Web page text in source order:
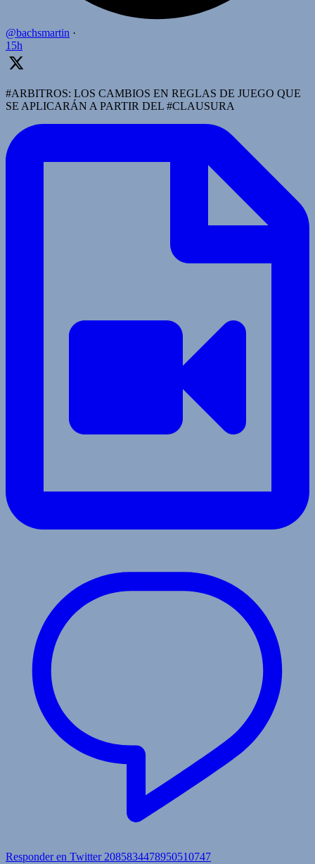
@bachsmartin ·
15h
#ARBITROS: LOS CAMBIOS EN REGLAS DE JUEGO QUE
SE APLICARÁN A PARTIR DEL #CLAUSURA
Responder en Twitter 2085834478950510747